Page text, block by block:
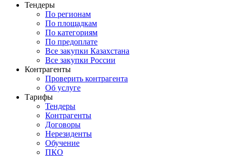
Тендеры
По регионам
По площадкам
По категориям
По предоплате
Все закупки Казахстана
Все закупки России
Контрагенты
Проверить контрагента
Об услуге
Тарифы
Тендеры
Контрагенты
Договоры
Нерезиденты
Обучение
ПКО